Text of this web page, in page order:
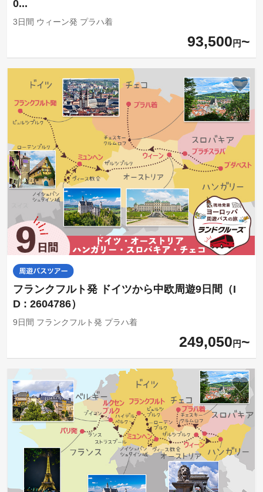
0...
3日間 ウィーン発 プラハ着
93,500 円
フランクフルト発 ドイツから中欧周遊9日間（I
D : 2604786）
9日間 フランクフルト発 プラハ着
249,050 円